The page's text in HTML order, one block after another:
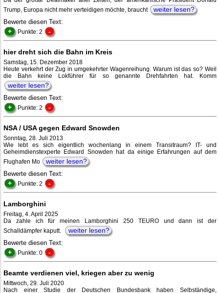
Trump, Europa nicht mehr verteidigen möchte, braucht
weiter lesen?
Bewerte diesen Text:
+ Punkte: 2 -
hier dreht sich die Bahn im Kreis
Samstag, 15. Dezember 2018
Heute verkehrt der Zug in umgekehrter Wagenreihung. Warum ist das so? Weil
die Bahn keine Lokführer für so genannte Drehfahrten hat. Komm
weiter lesen?
Bewerte diesen Text:
+ Punkte: 2 -
NSA / USA gegen Edward Snowden
Sonntag, 28. Juli 2013
Wie lebt es sich eigentlich wochenlang in einem Transitraum? IT- und
Geheimdienstexperte Edward Snowden hat da einige Erfahrungen auf dem
Flughafen Mo
weiter lesen?
Bewerte diesen Text:
+ Punkte: 2 -
Lamborghini
Freitag, 4. April 2025
Da zahle ich für meinen Lamborghini 250 TEURO und dann ist der
Schalldämpfer kaputt.
weiter lesen?
Bewerte diesen Text:
+ Punkte: 0 -
Beamte verdienen viel, kriegen aber zu wenig
Mittwoch, 29. Juli 2020
Nach einer Studie der Deutschen Bundesbank haben Selbständige,